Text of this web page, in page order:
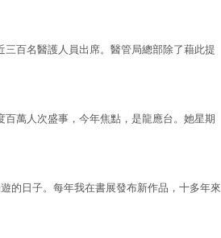
百名醫護人員出席。醫管局總部除了藉此提
萬人次盛事，今年焦點，是龍應台。她星期
的日子。每年我在書展發布新作品，十多年來